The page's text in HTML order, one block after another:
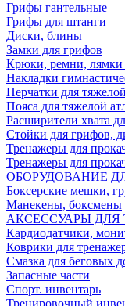
Грифы гантельные
Грифы для штанги
Диски, блины
Замки для грифов
Крюки, ремни, лямки
Накладки
Перчатки для
Пояса для тяжелой
Расширители хвата
Стойки для грифов,
Тренажеры для
Тренажеры для
ОБОРУДОВАНИЕ
Боксерские мешки,
Манекены, боксмены
АКСЕССУАРЫ ДЛЯ
Кардиодатчики,
Коврики для
Смазка для беговых
Запасные части
Спорт. инвентарь
Тренировочный